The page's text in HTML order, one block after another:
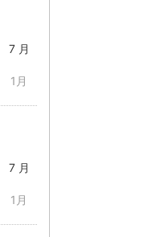
7 月
1月
7 月
1月